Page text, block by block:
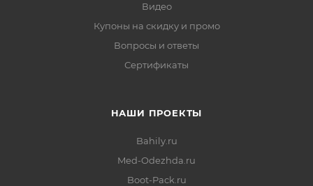
Видео
Купоны на скидку и промо
Вопросы и ответы
Сертификаты
НАШИ ПРОЕКТЫ
Bahily.ru
Med-Odezhda.ru
Boot-Pack.ru